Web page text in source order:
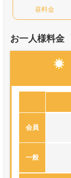
昼料金
お一人様料金
会員
一般